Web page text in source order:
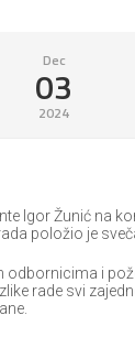
Dec
03
2024
Igor Žunić na
položio je
odbornicima i
rade svi